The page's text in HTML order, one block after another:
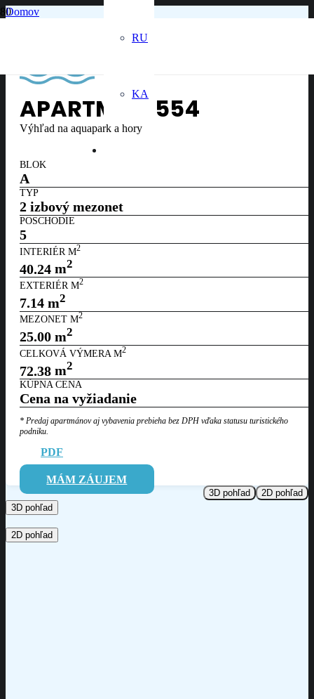
RU
KA
Domov
APARTMÁN 554
Výhľad na aquapark a hory
BLOK
A
TYP
2 izbový mezonet
POSCHODIE
5
INTERIÉR M2
40.24 m2
EXTERIÉR M2
7.14 m2
MEZONET M2
25.00 m2
CELKOVÁ VÝMERA M2
72.38 m2
KÚPNA CENA
Cena na vyžiadanie
* Predaj apartmánov aj vybavenia prebieha bez DPH vďaka statusu turistického
podniku.
PDF
MÁM ZÁUJEM
3D pohľad
2D pohľad
3D pohľad
2D pohľad